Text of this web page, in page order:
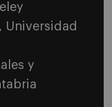
Universidad
y